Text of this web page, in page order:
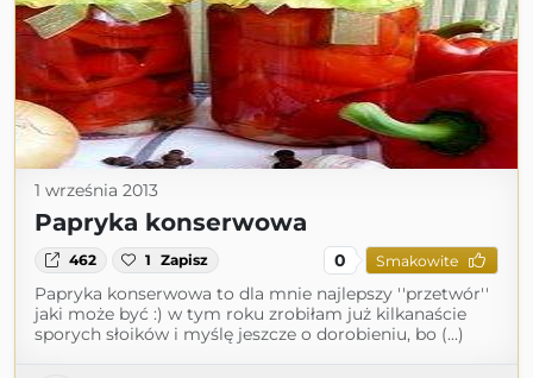
1 września 2013
Papryka konserwowa
462 1 Zapisz 0 Smakowite
Papryka konserwowa to dla mnie najlepszy ''przetwór''
jaki może być :) w tym roku zrobiłam już kilkanaście
sporych słoików i myślę jeszcze o dorobieniu, bo (...)